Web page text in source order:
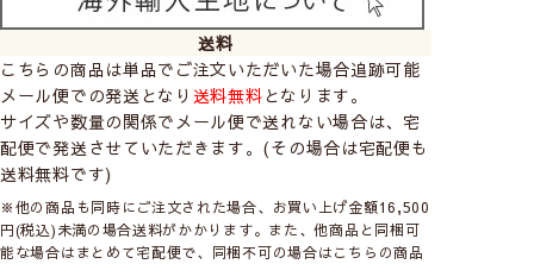
温度や湿度、結露などにより伸び縮みします。
紫外線による影響を受けやすく、色あせしやすい
特徴があります。
フシが目立ったり、ところどころに黒っぽいカス
が見受けられる場合があります。
送料
こちらの商品は単品でご注文いただいた場合追跡可能
メール便での発送となり 送料無料となります。
サイズや数量の関係でメール便で送れない場合は、宅
配便で発送させていただきます。(その場合は宅配便も
送料無料です)
※他の商品も同時にご注文された場合、お買い上げ金額16,500
円(税込)未満の場合送料がかかります。また、他商品と同梱可
能な場合はまとめて宅配便で、同梱不可の場合はこちらの商品